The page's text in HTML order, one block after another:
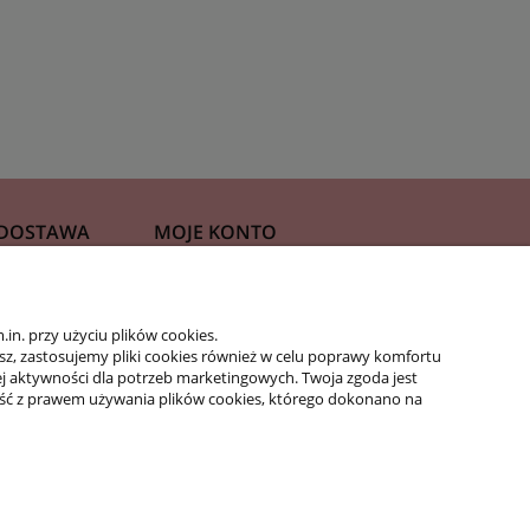
MOJE KONTO
Ustawienia konta
Ulubione
przy użyciu plików cookies.
zastosujemy pliki cookies również w celu poprawy komfortu
aktywności dla potrzeb marketingowych. Twoja zgoda jest
z prawem używania plików cookies, którego dokonano na